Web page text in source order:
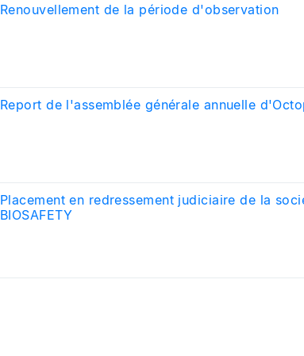
Renouvellement de la période d'observation
Report de l'assemblée générale annuelle
Placement en redressement judiciaire de la
BIOSAFETY